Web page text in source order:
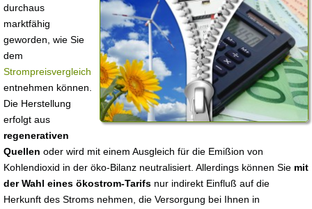
durchaus
marktfähig
geworden, wie Sie
dem
Strompreisvergleich
entnehmen können.
Die Herstellung
erfolgt aus
regenerativen
Quellen oder wird mit einem Ausgleich für die Emißion von
Kohlendioxid in der öko-Bilanz neutralisiert. Allerdings können Sie mit
der Wahl eines ökostrom-Tarifs nur indirekt Einfluß auf die
Herkunft des Stroms nehmen, die Versorgung bei Ihnen in